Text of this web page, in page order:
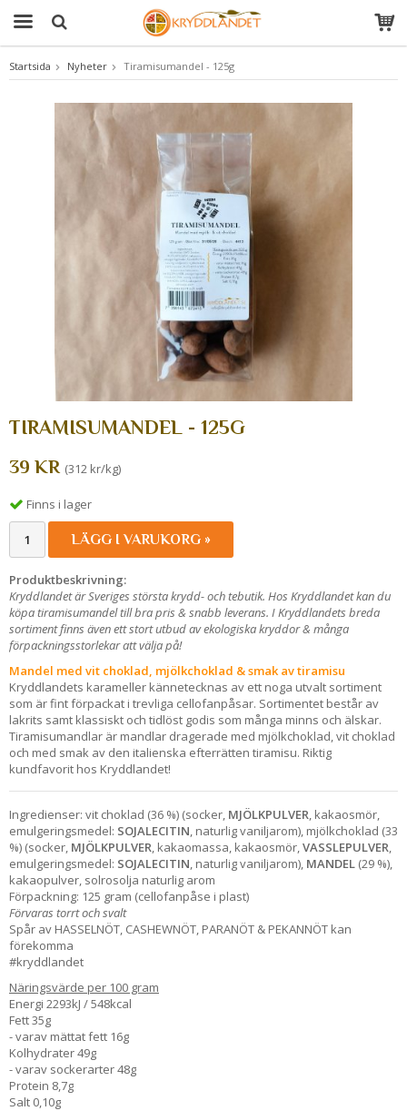
Produkten har blivit tillagd i varukorgen
Startsida Nyheter Tiramisumandel - 125g
TIRAMISUMANDEL - 125G
39 KR (312 kr/kg)
Finns i lager
LÄGG I VARUKORG »
Produktbeskrivning:
Kryddlandet är Sveriges största krydd- och tebutik. Hos Kryddlandet kan du
köpa tiramisumandel till bra pris & snabb leverans. I Kryddlandets breda
sortiment finns även ett stort utbud av ekologiska kryddor & många
förpackningsstorlekar att välja på!
Mandel med vit choklad, mjölkchoklad & smak av tiramisu
Kryddlandets karameller kännetecknas av ett noga utvalt sortiment
som är fint förpackat i trevliga cellofanpåsar. Sortimentet består av
lakrits samt klassiskt och tidlöst godis som många minns och älskar.
Tiramisumandlar är mandlar dragerade med mjölkchoklad, vit choklad
och med smak av den italienska efterrätten tiramisu. Riktig
kundfavorit hos Kryddlandet!
Ingredienser: vit choklad (36 %) (socker, MJÖLKPULVER , kakaosmör,
emulgeringsmedel: SOJALECITIN , naturlig vaniljarom), mjölkchoklad (33
%) (socker, MJÖLKPULVER , kakaomassa, kakaosmör, VASSLEPULVER
emulgeringsmedel: SOJALECITIN , naturlig vaniljarom), MANDEL (29 %),
kakaopulver, solrosolja naturlig arom
Förpackning: 125 gram (cellofanpåse i plast)
Förvaras torrt och svalt
Spår av HASSELNÖT, CASHEWNÖT, PARANÖT & PEKANNÖT kan
förekomma
#kryddlandet
Näringsvärde per 100 gram
Energi 2293kJ / 548kcal
Fett 35g
- varav mättat fett 16g
Kolhydrater 49g
- varav sockerarter 48g
Protein 8,7g
Salt 0,10g